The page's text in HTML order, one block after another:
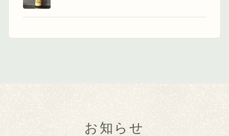
お知らせ